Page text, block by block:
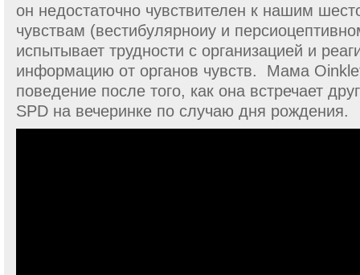
он недостаточно чувствителен к нашим
чувствам (вестибулярноиу и
испытывает трудности с организацией и
информацию от органов чувств. Мама
поведение после того, как она встречает
SPD на вечеринке по случаю дня рождения.